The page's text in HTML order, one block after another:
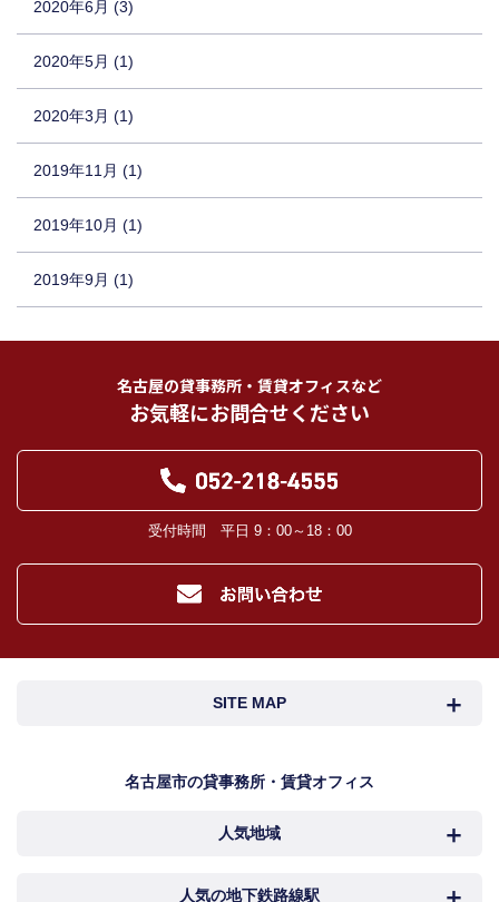
2020年6月 (3)
2020年5月 (1)
2020年3月 (1)
2019年11月 (1)
2019年10月 (1)
2019年9月 (1)
名古屋の貸事務所・賃貸オフィスなど
お気軽にお問合せください
受付時間 平日 9：00～18：00
SITE MAP
名古屋市近郊検索
地図検索
NEWS
名古屋市の貸事務所・賃貸オフィス
人気地域
人気の地下鉄路線駅